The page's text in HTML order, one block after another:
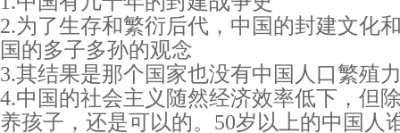
2.为了生存和繁衍后代，中国的封建文化
国的多子多孙的观念
3.其结果是那个国家也没有中国人口繁殖
4.中国的社会主义随然经济效率低下，但
养孩子，还是可以的。50岁以上的中国人